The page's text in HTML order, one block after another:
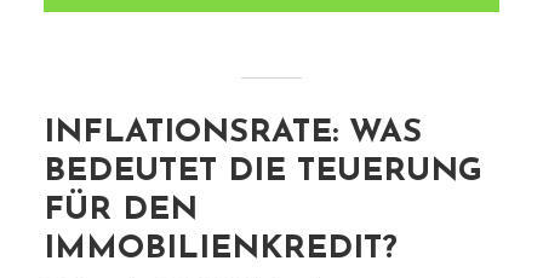
INFLATIONSRATE: WAS
BEDEUTET DIE TEUERUNG
FÜR DEN
IMMOBILIENKREDIT?